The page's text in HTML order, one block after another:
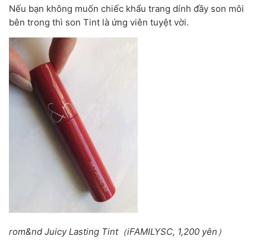
Nếu bạn không muốn chiếc khẩu trang dính đầy son môi
bên trong thì son Tint là ứng viên tuyệt vời.
rom&nd Juicy Lasting Tint（iFAMILYSC, 1,200 yên）